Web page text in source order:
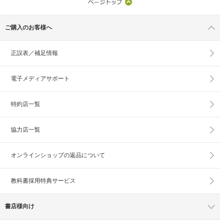
ご購入のお客様へ
正誤表／補足情報
電子メディアサポート
特約店一覧
協力店一覧
オンラインショップの返品について
教科書採用特典サービス
書店様向け